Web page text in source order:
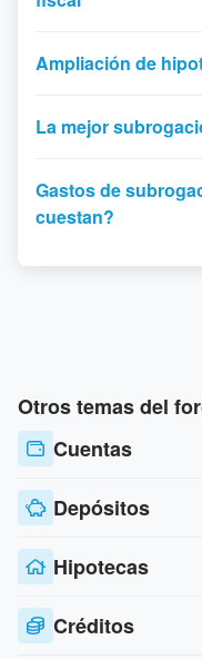
Ampliación de
La mejor
Gastos de
cuestan?
Otros temas del
Cuentas
Depósitos
Hipotecas
Créditos